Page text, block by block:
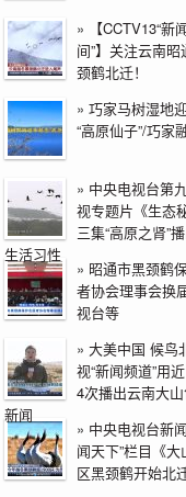
»
【CCTV13“新
间”】关注云南
颈鹤北迁！
» 巧家马树湿地
“高原仙子”/巧家
» 中央电视台第
视专题片《生态
三集“高原之肾”
生活习性
» 昭通市黑颈鹤
者协会理事会换
视台等
» 大美中国 候鸟
视“新闻频道”用
4次播出云南大
新闻
» 中央电视台新
闻天下”栏目《大
区黑颈鹤开始北